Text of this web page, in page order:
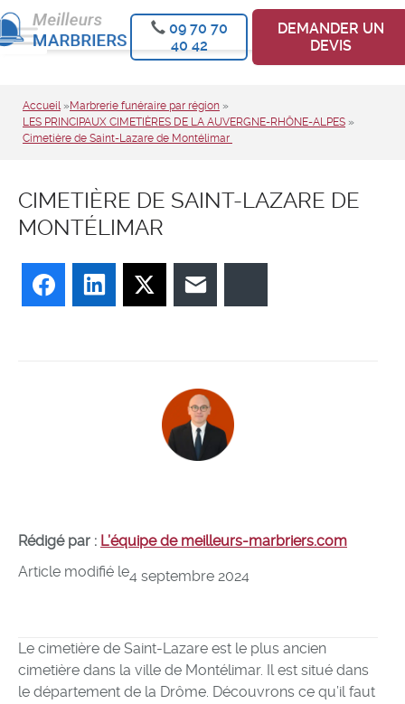
09 70 70
40 42
DEMANDER UN
DEVIS
Accueil»Marbrerie funéraire par région »
LES PRINCIPAUX CIMETIÈRES DE LA AUVERGNE-RHÔNE-ALPES »
Cimetière de Saint-Lazare de Montélimar
CIMETIÈRE DE SAINT-LAZARE DE
MONTÉLIMAR
FacebookLinkedIn Twitter
Rédigé par : L’équipe de meilleurs-marbriers.com
Article modifié le4 septembre 2024
Le cimetière de Saint-Lazare est le plus ancien
cimetière dans la ville de Montélimar. Il est situé dans
le département de la Drôme. Découvrons ce qu’il faut